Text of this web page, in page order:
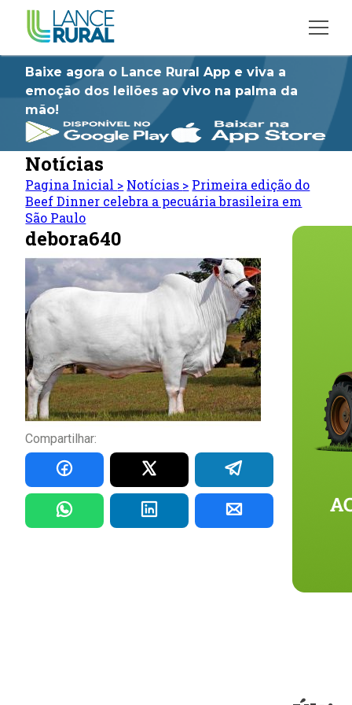
Baixe agora o Lance Rural App e viva a
emoção dos leilões ao vivo na palma da
mão!
Notícias
Pagina Inicial > Notícias > Primeira edição do
Beef Dinner celebra a pecuária brasileira em
São Paulo
debora640
Compartilhar: